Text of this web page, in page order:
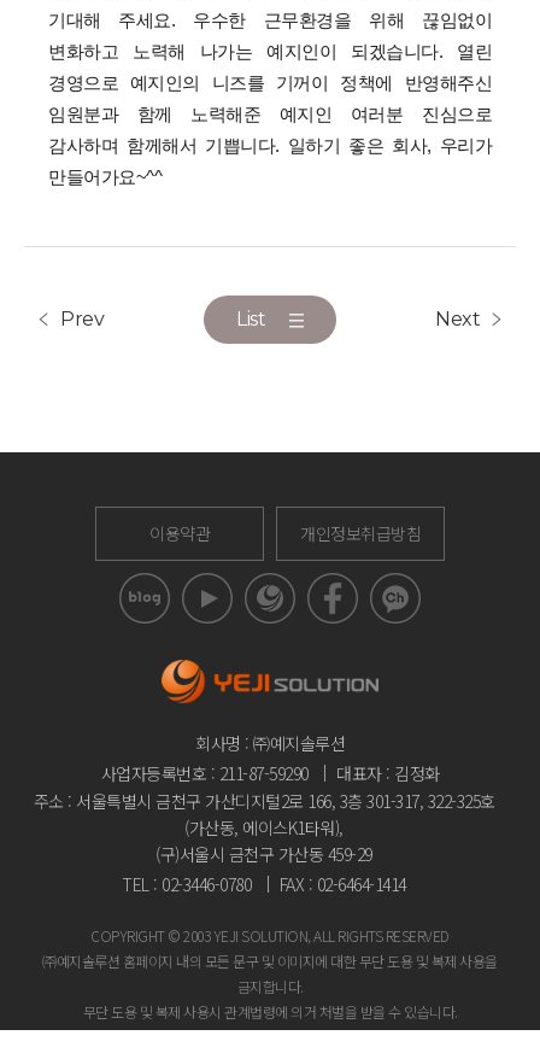
기대해 주세요. 우수한 근무환경을 위해 끊임없이
변화하고 노력해 나가는 예지인이 되겠습니다. 열린
경영으로 예지인의 니즈를 기꺼이 정책에 반영해주신
임원분과 함께 노력해준 예지인 여러분 진심으로
감사하며 함께해서 기쁩니다. 일하기 좋은 회사, 우리가
만들어가요~^^
Prev List Next
이용약관 개인정보취급방침
회사명 : ㈜예지솔루션
사업자등록번호 : 211-87-59290
대표자 : 김정화
주소 : 서울특별시 금천구 가산디지털2로 166, 3층 301-317, 322-325호
(가산동, 에이스K1타워),
(구)서울시 금천구 가산동 459-29
TEL : 02-3446-0780
FAX : 02-6464-1414
COPYRIGHT © 2003 YEJI SOLUTION, ALL RIGHTS RESERVED
㈜예지솔루션 홈페이지 내의 모든 문구 및 이미지에 대한 무단 도용 및 복제 사용을
금지합니다.
무단 도용 및 복제 사용시 관계법령에 의거 처벌을 받을 수 있습니다.